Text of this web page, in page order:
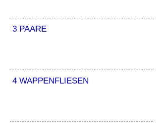
3 PAARE
4 WAPPENFLIESEN